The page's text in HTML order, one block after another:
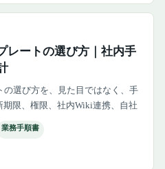
レートの選び方｜社内手
選び方を、見た目ではなく、手
期限、権限、社内Wiki連携、自社
業務手順書